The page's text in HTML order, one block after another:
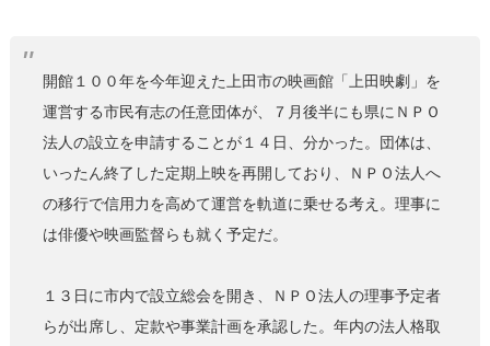
開館１００年を今年迎えた上田市の映画館「上田映劇」を
運営する市民有志の任意団体が、７月後半にも県にＮＰＯ
法人の設立を申請することが１４日、分かった。団体は、
いったん終了した定期上映を再開しており、ＮＰＯ法人へ
の移行で信用力を高めて運営を軌道に乗せる考え。理事に
は俳優や映画監督らも就く予定だ。
１３日に市内で設立総会を開き、ＮＰＯ法人の理事予定者
らが出席し、定款や事業計画を承認した。年内の法人格取